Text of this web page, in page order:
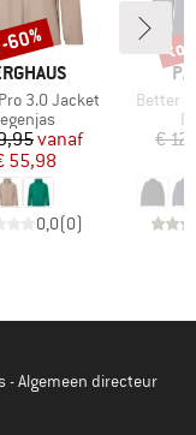
3.0 Jacket
Prijs
Verlaagde prijs
vanaf
55,98
0,0(0)
Artikel
Better
€
tot
- Algemeen directeur